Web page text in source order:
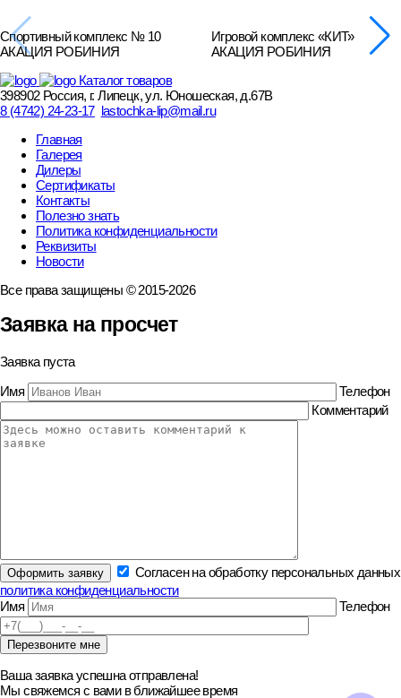
Спортивный комплекс № 10
АКАЦИЯ РОБИНИЯ
Игровой комплекс «КИТ»
АКАЦИЯ РОБИНИЯ
Каталог товаров
398902 Россия, г. Липецк, ул. Юношеская, д.67В
8 (4742) 24-23-17 lastochka-lip@mail.ru
Главная
Галерея
Дилеры
Сертификаты
Контакты
Полезно знать
Политика конфиденциальности
Реквизиты
Новости
Все права защищены © 2015-2026
Заявка на просчет
Заявка пуста
Имя
Телефон
Комментарий
Согласен на обработку персональных данных
политика конфиденциальности
Имя
Телефон
Ваша заявка успешна отправлена!
Мы свяжемся с вами в ближайшее время